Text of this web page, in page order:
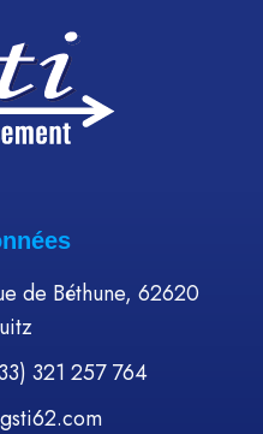
de Béthune, 62620
321 257 764